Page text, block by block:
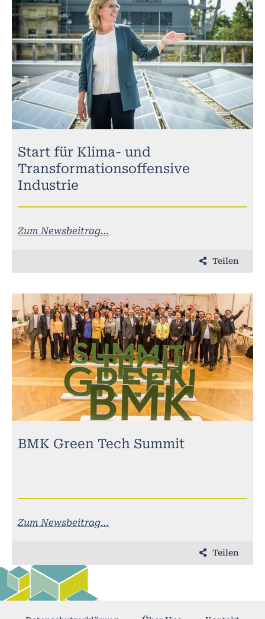
Start für Klima- und
Transformationsoffensive
Industrie
Zum Newsbeitrag...
Teilen
BMK Green Tech Summit
Zum Newsbeitrag...
Teilen